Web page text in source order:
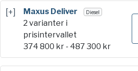
[+] Maxus Deliver Diesel
2 varianter i
prisintervallet
374 800 kr - 487 300 kr